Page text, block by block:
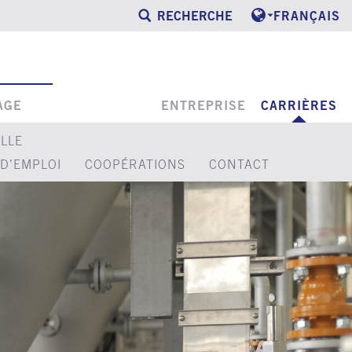
RECHERCHE FRANÇAIS
ENTREPRISE CARRIÈRES
COOPÉRATIONS CONTACT